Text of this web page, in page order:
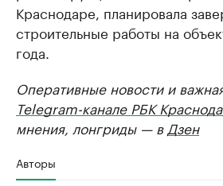
Краснодаре, планировала
строительные работы на
года.
Оперативные новости и
Telegram-канале РБК
мнения, лонгриды — в Дзен
Авторы